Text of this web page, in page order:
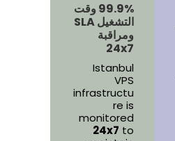
99.9% وقت
التشغيل SLA
ومراقبة
24x7
Istanbul
VPS
infrastructu
re is
monitored
24x7 to